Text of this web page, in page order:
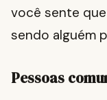
você sente
sendo alguém
Pessoas